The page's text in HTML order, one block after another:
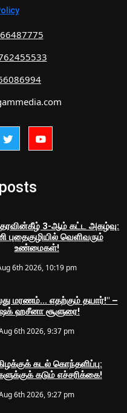
3-ஆம் கட்ட அகழ்வு:
புதைகுழியில் வெளிவரும்
உண்மைகள்!
6th 2026, 10:19 pm
மரணம்... எதற்கும் தயார்!" –
ஹசீனா சூளுரை!
6th 2026, 9:37 pm
கடல் கொந்தளிப்பு:
கடும் எச்சரிக்கை!
6th 2026, 9:27 pm